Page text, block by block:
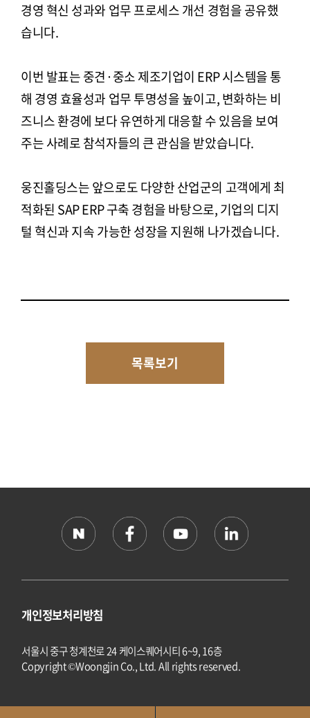
경영 혁신 성과와 업무 프로세스 개선 경험을 공유했
습니다.
이번 발표는 중견·중소 제조기업이 ERP 시스템을 통
해 경영 효율성과 업무 투명성을 높이고, 변화하는 비
즈니스 환경에 보다 유연하게 대응할 수 있음을 보여
주는 사례로 참석자들의 큰 관심을 받았습니다.
웅진홀딩스는 앞으로도 다양한 산업군의 고객에게 최
적화된 SAP ERP 구축 경험을 바탕으로, 기업의 디지
털 혁신과 지속 가능한 성장을 지원해 나가겠습니다.
목록보기
개인정보처리방침
서울시 중구 청계천로 24 케이스퀘어시티 6~9, 16층
Copyright ©Woongjin Co., Ltd. All rights reserved.